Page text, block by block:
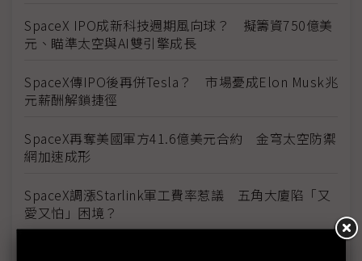
SpaceX IPO成新科技週期風向球？ 擬籌資750億美
元、瞄準太空與AI雙引擎成長
SpaceX傳IPO後再併Tesla？ 市場憂成Elon Musk兆
元薪酬解鎖捷徑
SpaceX再奪美國軍方41.6億美元合約 金穹太空防禦
網加速成形
SpaceX調漲Starlink軍工費率惹議 五角大廈陷「又
愛又怕」困境？